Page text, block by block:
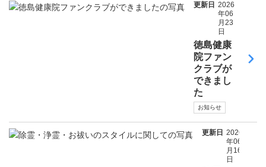
更新日 2026
年06
月23
日
徳島健康
院ファン
クラブが
できまし
た
お知らせ
更新日 2026
年06
月16
日